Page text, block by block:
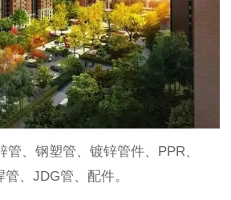
管、钢塑管、镀锌管件、PPR、
、JDG管、配件。